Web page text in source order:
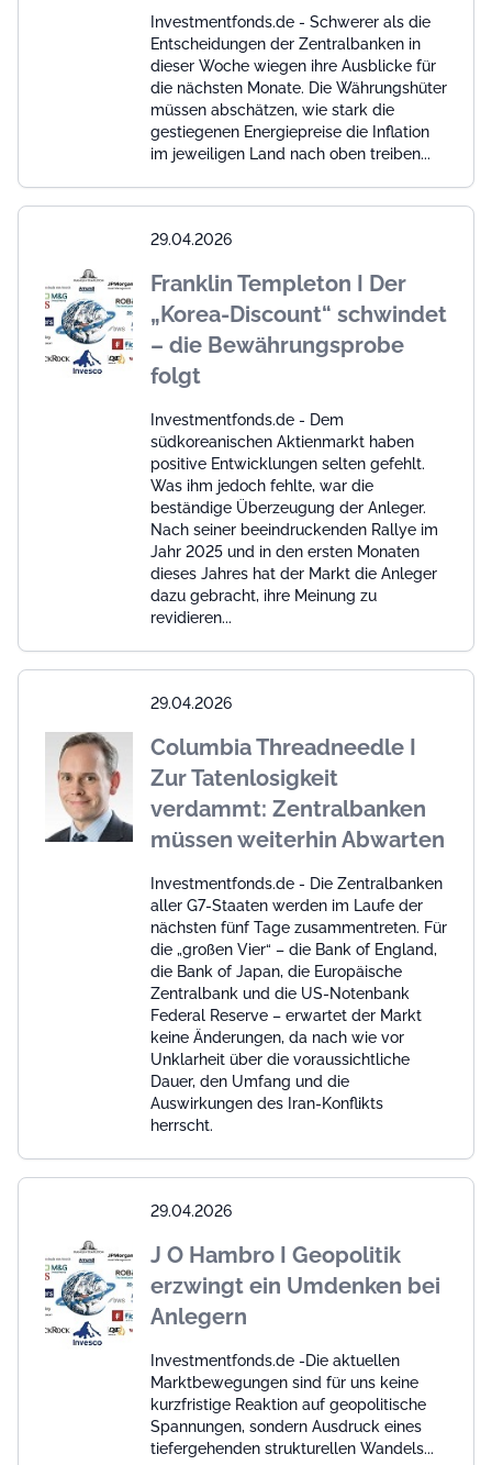
Investmentfonds.de - Schwerer als die
Entscheidungen der Zentralbanken in
dieser Woche wiegen ihre Ausblicke für
die nächsten Monate. Die Währungshüter
müssen abschätzen, wie stark die
gestiegenen Energiepreise die Inflation
im jeweiligen Land nach oben treiben...
29.04.2026
Franklin Templeton I Der
„Korea-Discount“ schwindet
– die Bewährungsprobe
folgt
Investmentfonds.de - Dem
südkoreanischen Aktienmarkt haben
positive Entwicklungen selten gefehlt.
Was ihm jedoch fehlte, war die
beständige Überzeugung der Anleger.
Nach seiner beeindruckenden Rallye im
Jahr 2025 und in den ersten Monaten
dieses Jahres hat der Markt die Anleger
dazu gebracht, ihre Meinung zu
revidieren...
29.04.2026
Columbia Threadneedle I
Zur Tatenlosigkeit
verdammt: Zentralbanken
müssen weiterhin Abwarten
Investmentfonds.de - Die Zentralbanken
aller G7-Staaten werden im Laufe der
nächsten fünf Tage zusammentreten. Für
die „großen Vier“ – die Bank of England,
die Bank of Japan, die Europäische
Zentralbank und die US-Notenbank
Federal Reserve – erwartet der Markt
keine Änderungen, da nach wie vor
Unklarheit über die voraussichtliche
Dauer, den Umfang und die
Auswirkungen des Iran-Konflikts
herrscht.
29.04.2026
J O Hambro I Geopolitik
erzwingt ein Umdenken bei
Anlegern
Investmentfonds.de -Die aktuellen
Marktbewegungen sind für uns keine
kurzfristige Reaktion auf geopolitische
Spannungen, sondern Ausdruck eines
tiefergehenden strukturellen Wandels...